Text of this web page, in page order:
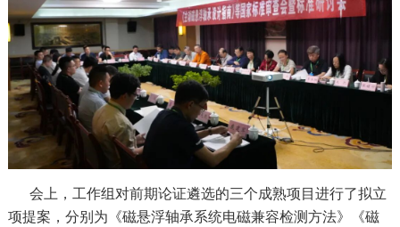
会上，工作组对前期论证遴选的三个成熟项目进行了拟立
项提案，分别为《磁悬浮轴承系统电磁兼容检测方法》《磁